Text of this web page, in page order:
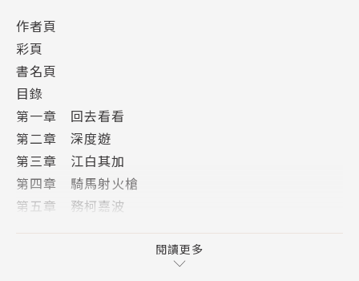
之地，解決一樁懸疑案件！
‧豆瓣讀書好評如潮，讀者心潮澎湃的《盜墓筆記》正
統外傳！
‧讀者評價：追了「盜筆」十二年，讀完後心靈不知不
覺便被觸動！
「旅行到底是什麼，我沒有答案，但很顯然，比起蓋一
座自己的屋子，旅行並不是我的強項。
但在歸途中，我看著滿滿一車的禮物、身上打猴子留下
我忽然明白了旅行中不可或缺的一個關鍵因素，就是一
作者頁
彩頁
書名頁
目錄
第一章 回去看看
第二章 深度遊
第三章 江白其加
第四章 騎馬射火槍
第五章 務柯嘉波
閱讀更多